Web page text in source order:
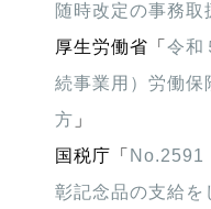
随時改定の事務
厚生労働省「 令和
続事業用）労働保
方 」
国税庁「 No.2591
彰記念品の支給を